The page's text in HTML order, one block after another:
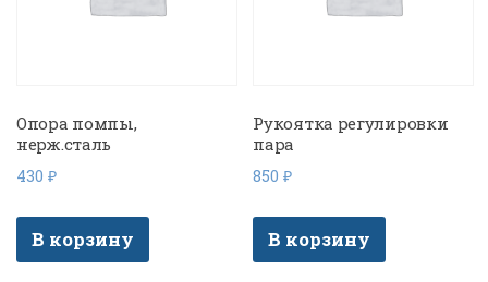
Опора помпы,
нерж.сталь
430 ₽
В корзину
Рукоятка регулировки
пара
850₽
В корзину